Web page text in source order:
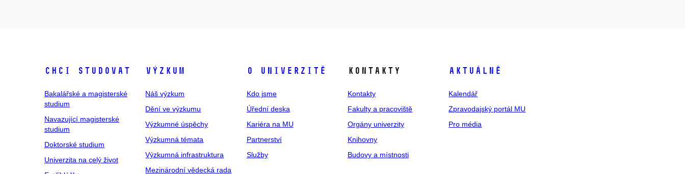
Chci studovat
Bakalářské a magisterské
studium
Navazující magisterské
studium
Doktorské studium
Univerzita na celý život
Výzkum
Náš výzkum
Dění ve výzkumu
Výzkumné úspěchy
Výzkumná témata
Výzkumná infrastruktura
Mezinárodní vědecká rada
O univerzitě
Kdo jsme
Úřední deska
Kariéra na MU
Partnerství
Služby
Kontakty
Kontakty
Fakulty a pracoviště
Orgány univerzity
Knihovny
Budovy a místnosti
Aktuálně
Kalendář
Zpravodajský portál MU
Pro média